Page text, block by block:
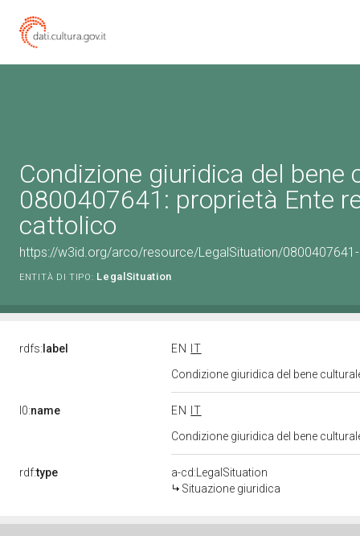
Condizione giuridica del bene
0800407641: proprietà Ente
cattolico
https://w3id.org/arco/resource/LegalSituation/
ENTITÀ DI TIPO: LegalSituation
rdfs: label EN
IT
Condizione giuridica del bene
l0:name EN
IT
Condizione giuridica del bene
rdf:type
a-cd:LegalSituation
Situazione giuridica